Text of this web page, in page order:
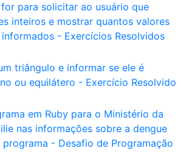
para solicitar ao usuário que
inteiros e mostrar quantos valores
- Exercícios Resolvidos
triângulo e informar se ele é
ou equilátero - Exercício Resolvido
em Ruby para o Ministério da
nas informações sobre a dengue
programa - Desafio de Programação